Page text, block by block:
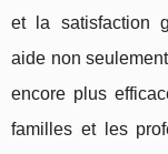
et la satisfaction
aide non
encore plus
familles et les